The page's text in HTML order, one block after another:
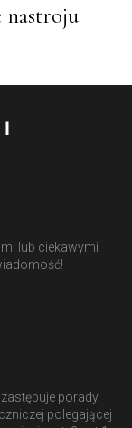
nastroju
lub ciekawymi
porady
polegającej